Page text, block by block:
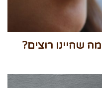
שהיינו רוצים?